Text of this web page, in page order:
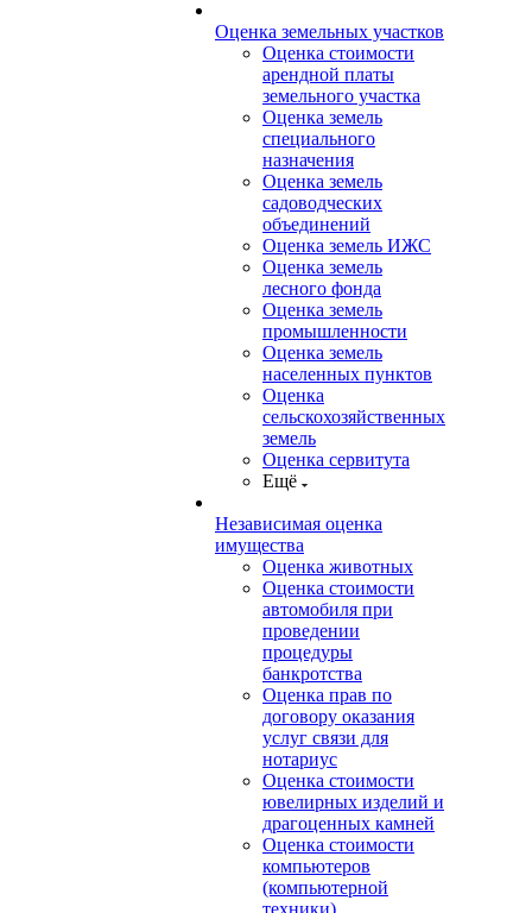
Оценка земельных участков
Оценка стоимости
арендной платы
земельного участка
Оценка земель
специального
назначения
Оценка земель
садоводческих
объединений
Оценка земель ИЖС
Оценка земель
лесного фонда
Оценка земель
промышленности
Оценка земель
населенных пунктов
Оценка
сельскохозяйственных
земель
Оценка сервитута
Ещё
Независимая оценка
имущества
Оценка животных
Оценка стоимости
автомобиля при
проведении
процедуры
банкротства
Оценка прав по
договору оказания
услуг связи для
нотариус
Оценка стоимости
ювелирных изделий и
драгоценных камней
Оценка стоимости
компьютеров
(компьютерной
техники)